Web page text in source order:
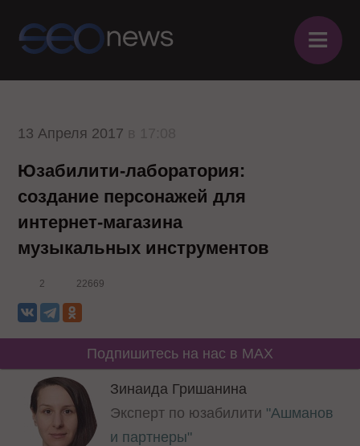
≡
13 Апреля 2017
Юзабилити-лаборатория:
создание персонажей для
интернет-магазина
музыкальных инструментов
2 22669
Подпишитесь на нас в MAX
Зинаида Гришанина
Эксперт по юзабилити "Ашманов
и партнеры"